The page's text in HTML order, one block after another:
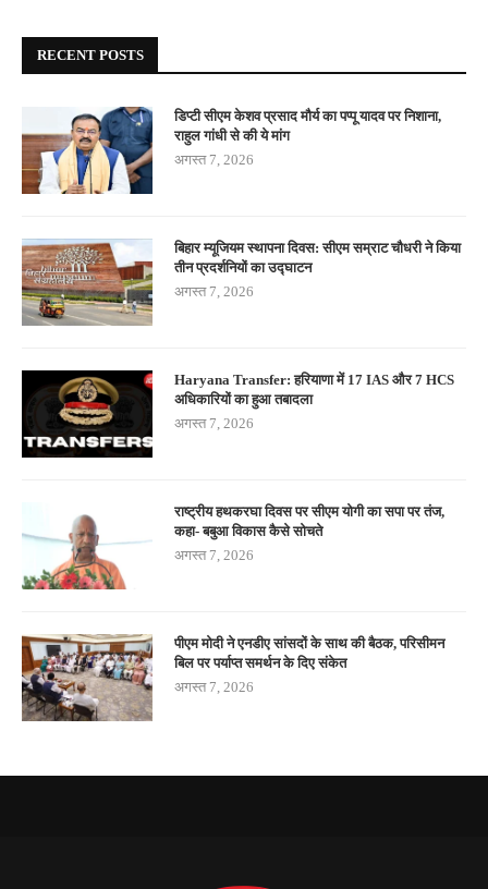
RECENT POSTS
डिप्टी सीएम केशव प्रसाद मौर्य का पप्पू यादव पर निशाना,
राहुल गांधी से की ये मांग
अगस्त 7, 2026
बिहार म्यूजियम स्थापना दिवस: सीएम सम्राट चौधरी ने किया
तीन प्रदर्शनियों का उद्घाटन
अगस्त 7, 2026
Haryana Transfer: हरियाणा में 17 IAS और 7 HCS
अधिकारियों का हुआ तबादला
अगस्त 7, 2026
राष्ट्रीय हथकरघा दिवस पर सीएम योगी का सपा पर तंज,
कहा- बबुआ विकास कैसे सोचते
अगस्त 7, 2026
पीएम मोदी ने एनडीए सांसदों के साथ की बैठक, परिसीमन
बिल पर पर्याप्त समर्थन के दिए संकेत
अगस्त 7, 2026